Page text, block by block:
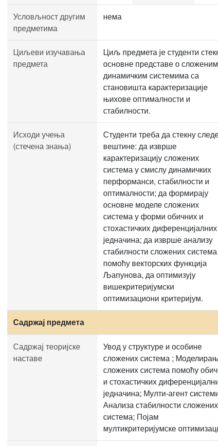
Условљност другим
предметима
нема
Циљеви изучавања
предмета
Циљ предмета је студенти
основне представе о сложеним
динамичким системима са
становишта карактеризације
њихове оптималности и
стабилности.
Исходи учења
(стечена знања)
Студенти треба да стекну
вештине: да изврше
карактеризацију сложених
система у смислу динамичких
перформанси, стабилности и
оптималности; да формирају
основне моделе сложених
система у форми обичних и
стохастичких диференцијалних
једначина; да изврше анализу
стабилности сложених система
помоћу векторских функција
Љапунова, да оптимизују
вишекритеријумски
оптимизациони критеријум.
Садржај предмета
Садржај теоријске
наставе
Увод у структуре и особине
сложених система ;
сложених система помоћу
и стохастичких
једначина; Мулти-агент
Анализа стабилности сложених
система; Појам
мултикритеријумске